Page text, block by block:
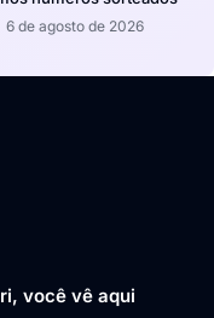
6 de agosto de 2026
você vê aqui